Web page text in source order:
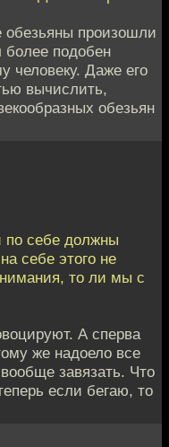
обезьяны произошли
более подобен
человеку. Даже его
вычислить,
обезьян
по себе должны
себе этого не
то ли мы с
А сперва
же надоело все
завязать. Что
если бегаю, то